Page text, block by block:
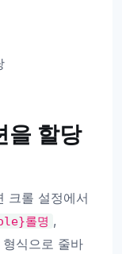
을 할당
크롤 설정에서
롤명 ,
형식으로 줄바